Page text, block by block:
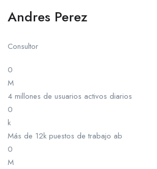
Andres Perez
Consultor
0
M
4 millones de usuarios activos diarios
0
k
Más de 12k puestos de trabajo ab
0
M